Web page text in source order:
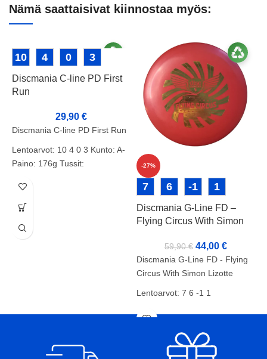
Nämä saattaisivat kiinnostaa myös:
10 4 0 3
Discmania C-line PD First
Run
29,90 €
Discmania C-line PD First Run
Lentoarvot: 10 4 0 3 Kunto: A-
Paino: 176g Tussit:
-27%
7 6 -1 1
Discmania G-Line FD –
Flying Circus With Simon
59,90€ 44,00 €
Discmania G-Line FD - Flying
Circus With Simon Lizotte
Lentoarvot: 7 6 -1 1
Kunto: A
Paino: 172g